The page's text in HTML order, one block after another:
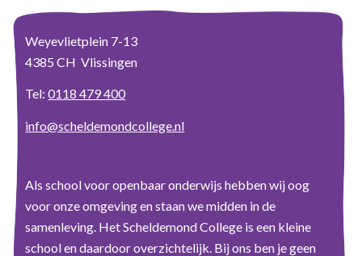
Weyevlietplein 7-13
4385 CH Vlissingen
Tel:0118 479 400
info@scheldemondcollege.nl
Als school voor openbaar onderwijs hebben wij oog
voor onze omgeving en staan we midden in de
samenleving. Het Scheldemond College is een kleine
school en daardoor overzichtelijk. Bij ons ben je geen